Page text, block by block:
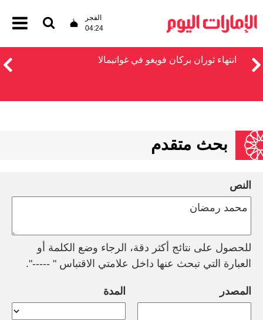
الفجر
04:24
انتهاء ثوران بركان فويغو في غواتيمالا
بحث متقدم
النص
للحصول على نتائج أكثر دقة، الرجاء وضع الكلمة أو
العبارة التي تبحث عنها داخل علامتي الاقتباس " -----".
المصدر المدة